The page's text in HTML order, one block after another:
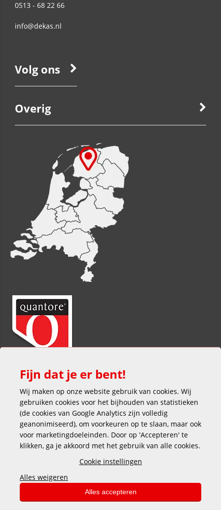
0513 - 68 22 66
info@dekas.nl
Volg ons
Overig
Veilig en gemakkelijk betalen
Fijn dat je er bent!
Wij maken op onze website gebruik van cookies. Wij
gebruiken cookies voor het bijhouden van statistieken
(de cookies van Google Analytics zijn volledig
geanonimiseerd), om voorkeuren op te slaan, maar ook
voor marketingdoeleinden. Door op 'Accepteren' te
klikken, ga je akkoord met het gebruik van alle cookies.
Cookie instellingen
Alles weigeren
Alles accepteren